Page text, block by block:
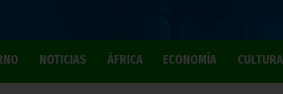
NOTICIAS ÁFRICA ECONOMÍA CULTURA